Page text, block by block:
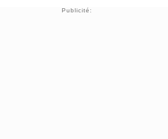
Publicité: